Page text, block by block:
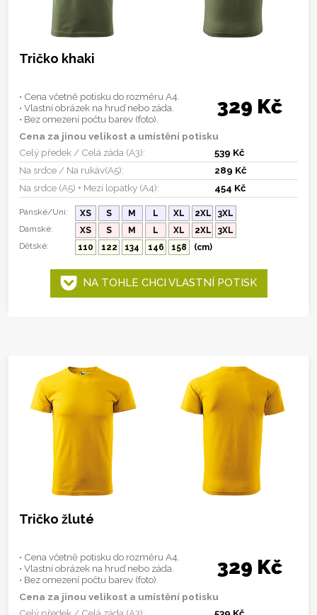
Tričko khaki
• Cena včetně potisku do rozměru A4.
• Vlastní obrázek na hruď nebo záda.
• Bez omezení počtu barev (foto).
329 Kč
Cena za jinou velikost a umístění potisku
Celý předek / Celá záda (A3):
539 Kč
Na srdce / Na rukáv(A5):
289 Kč
Na srdce (A5) + Mezi lopatky (A4):
454 Kč
Pánské/Uni: XS S M L XL 2XL
3XL
Dámské:
XS S M L XL 2XL
3XL
Dětské:
110 122 134 146 158 (cm)
NA TOHLE CHCI VLASTNÍ POTISK
Tričko žluté
• Cena včetně potisku do rozměru A4.
• Vlastní obrázek na hruď nebo záda.
• Bez omezení počtu barev (foto).
329 Kč
Cena za jinou velikost a umístění potisku
Celý předek / Celá záda (A3):
539 Kč